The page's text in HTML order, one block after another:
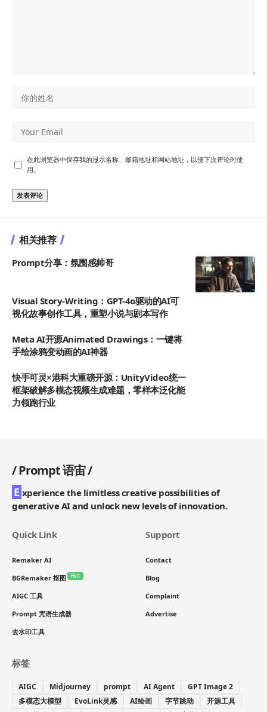
在此浏览器中保存我的显示名称、邮箱地址和网站地址，以便下次评论时使
用。
相关推荐
Prompt分享：氛围感帅哥
Visual Story-Writing：GPT-4o驱动的AI可
视化故事创作工具，重塑小说与剧本写作
Meta AI开源Animated Drawings：一键将
手绘涂鸦变动画的AI神器
快手可灵×港科大重磅开源：UnityVideo统一
框架破解多模态视频生成难题，零样本泛化能
力领跑行业
/Prompt 语宙/
E xperience the limitless creative possibilities of
generative AI and unlock new levels of innovation.
Quick Link
Remaker AI
BGRemaker 抠图 Hot
AIGC 工具
Prompt 咒语生成器
去水印工具
Support
Contact
Blog
Complaint
Advertise
标签
AIGC Midjourney prompt AI Agent
GPT Image 2
多模态大模型
EvoLink灵感 AI绘画 字节跳动
开源工具